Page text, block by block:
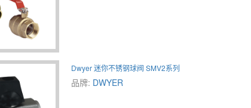
Dwyer 迷你不锈钢球阀 SMV2系列
品牌: DWYER